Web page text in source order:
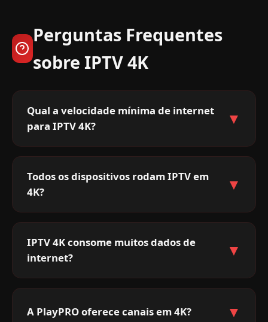
Perguntas Frequentes
sobre IPTV 4K
Qual a velocidade mínima de internet
para IPTV 4K?
▼
Todos os dispositivos rodam IPTV em
4K?
▼
IPTV 4K consome muitos dados de
internet?
▼
A PlayPRO oferece canais em 4K? ▼